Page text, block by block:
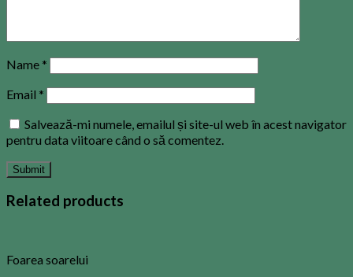
Name *
Email *
Salvează-mi numele, emailul și site-ul web în acest navigator
pentru data viitoare când o să comentez.
Related products
Foarea soarelui